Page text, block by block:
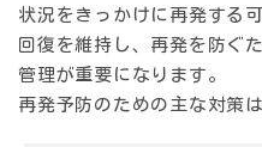
状況をきっかけに再発する
回復を維持し、再発を防ぐ
管理が重要になります。
再発予防のための主な対策